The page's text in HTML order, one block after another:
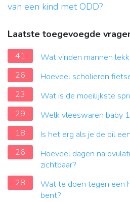
van een kind met ODD?
Laatste toegevoegde
41
Wat vinden mannen
26
Hoeveel scholieren
23
Wat is de moeilijkste
29
Welk vleeswaren baby 1
18
Is het erg als je de pil
26
Hoeveel dagen na
zichtbaar?
28
Wat te doen tegen een
bent?